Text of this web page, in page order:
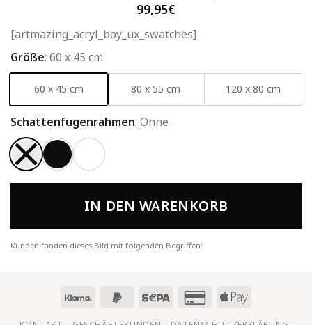
99,95€
[artmazing_acryl_boy_ux_swatches]
Größe: 60 x 45 cm
60 x 45 cm 80 x 55 cm 120 x 80 cm
Schattenfugenrahmen: Ohne
IN DEN WARENKORB
Kunden fanden dieses Bild mit folgenden Begriffen: